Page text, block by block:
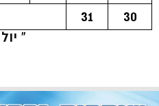
30
31
« יול